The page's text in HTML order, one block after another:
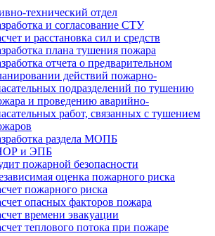
технический отдел
и согласование СТУ
и расстановка сил и средств
плана тушения пожара
отчета о предварительном
действий пожарно-
подразделений по тушению
и проведению аварийно-
работ, связанных с тушением
раздела МОПБ
и ЭПБ
пожарной безопасности
оценка пожарного риска
пожарного риска
опасных факторов пожара
времени эвакуации
теплового потока при пожаре